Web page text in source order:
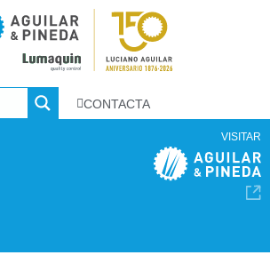
CONTACTA
VISITAR